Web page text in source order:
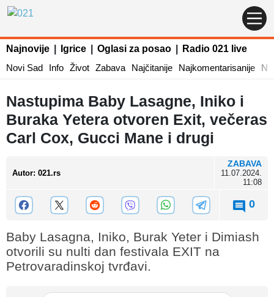
Najnovije Igrice Oglasi za posao
Radio 021 live
Novi Sad
Info Život Zabava Najčitanije Najkomentarisanije
Nastupima Baby Lasagne, Iniko i
Buraka Yetera otvoren Exit, večeras
Carl Cox, Gucci Mane i drugi
Autor: 021.rs
ZABAVA
11.07.2024.
11:08
0
Baby Lasagna, Iniko, Burak Yeter i Dimiash
otvorili su nulti dan festivala EXIT na
Petrovaradinskoj tvrđavi.